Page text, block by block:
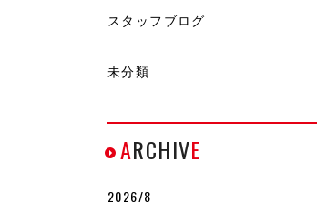
スタッフブログ
未分類
ARCHIVE
2026/8